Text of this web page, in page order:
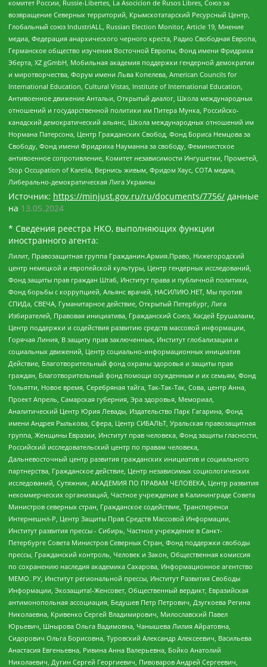
комитет России, Russie-Libertes, La Asocicion de Rusos Libres, Союз за
возвращение Северных территорий, Крымскотатарский Ресурсный Центр,
Глобальный союз IndustriALL, Russian Election Monitor, Article 19, Мнение
медиа, Федерация анархического черного креста, Радио Свободная Европа,
Германское общество изучения Восточной Европы, Фонд имени Фридриха
Эберта, XZ gGmbH, Мобильная академия поддержки гендерной демократии
и миротворчества, Форум имени Льва Копелева, American Councils for
International Education, Cultural Vistas, Institute of International Education,
Антивоенное движение Антальи, Открытый диалог, Школа международных
отношений и государственной политики им Питера Мунка, Российско-
канадский демократический альянс, Школа международных отношений им
Нормана Патерсона, Центр Гражданских Свобод, Фонд Бориса Немцова за
Свободу, Фонд имени Фридриха Науманна за свободу, Феминистское
антивоенное сопротивление, Комитет независимости Ингушетии, Прометей,
Stop Occupation of Karelia, Вернись живым, Фридом Хаус, СОТА медиа,
Либерально-демократическая Лига Украины
Источник: https://minjust.gov.ru/ru/documents/7756/ данные
на 13.05.2024
* Сведения реестра НКО, выполняющих функции
иностранного агента:
Лилит, Правозащитная группа Гражданин.Армия.Право, Нижегородский
центр немецкой и европейской культуры, Центр гендерных исследований,
Фонд защиты прав граждан Штаб, Институт права и публичной политики,
Фонд борьбы с коррупцией, Альянс врачей, НАСИЛИЮ.НЕТ, Мы против
СПИДа, СВЕЧА, Гуманитарное действие, Открытый Петербург, Лига
Избирателей, Правовая инициатива, Гражданский Союз, Хасдей Ерушалаим,
Центр поддержки и содействия развитию средств массовой информации,
Горячая Линия, В защиту прав заключенных, Институт глобализации и
социальных движений, Центр социально-информационных инициатив
Действие, Благотворительный фонд охраны здоровья и защиты прав
граждан, Благотворительный фонд помощи осужденным и их семьям, Фонд
Тольятти, Новое время, Серебряная тайга, Так-Так-Так, Сова, центр Анна,
Проект Апрель, Самарская губерния, Эра здоровья, Мемориал,
Аналитический Центр Юрия Левады, Издательство Парк Гагарина, Фонд
имени Андрея Рылькова, Сфера, Центр СИБАЛЬТ, Уральская правозащитная
группа, Женщины Евразии, Институт прав человека, Фонд защиты гласности,
Российский исследовательский центр по правам человека,
Дальневосточный центр развития гражданских инициатив и социального
партнерства, Гражданское действие, Центр независимых социологических
исследований, Сутяжник, АКАДЕМИЯ ПО ПРАВАМ ЧЕЛОВЕКА, Центр развития
некоммерческих организаций, Частное учреждение в Калининграде Совета
Министров северных стран, Гражданское содействие, Трансперенси
Интернешнл-Р, Центр Защиты Прав Средств Массовой Информации,
Институт развития прессы - Сибирь, Частное учреждение в Санкт-
Петербурге Совета Министров Северных Стран, Фонд поддержки свободы
прессы, Гражданский контроль, Человек и Закон, Общественная комиссия
по сохранению наследия академика Сахарова, Информационное агентство
МЕМО. РУ, Институт региональной прессы, Институт Развития Свободы
Информации, Экозащита!-Женсовет, Общественный вердикт, Евразийская
антимонопольная ассоциация, Бедушев Петр Петрович, Дзугкоева Регина
Николаевна, Кривенко Сергей Владимирович, Милославский Павел
Юрьевич, Шнырова Ольга Вадимовна, Чанышева Лилия Айратовна,
Сидорович Ольга Борисовна, Туровский Александр Алексеевич, Васильева
Анастасия Евгеньевна, Ривина Анна Валерьевна, Бойко Анатолий
Николаевич, Дугин Сергей Георгиевич, Пивоваров Андрей Сергеевич,